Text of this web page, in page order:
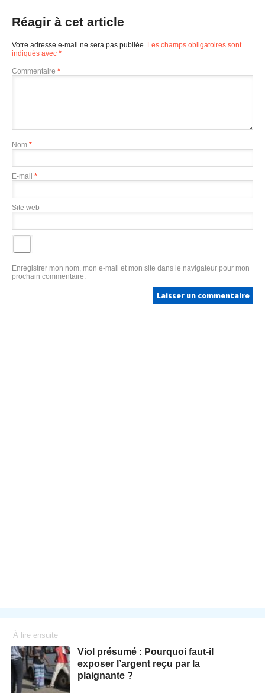
Réagir à cet article
Votre adresse e-mail ne sera pas publiée. Les champs obligatoires sont
indiqués avec *
Commentaire *
Nom *
E-mail *
Site web
Enregistrer mon nom, mon e-mail et mon site dans le navigateur pour mon
prochain commentaire.
À lire ensuite
Viol présumé : Pourquoi faut-il
exposer l’argent reçu par la
plaignante ?